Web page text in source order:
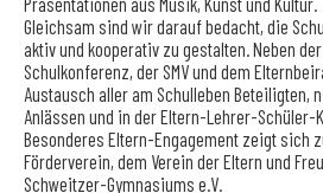
Gleichsam sind wir darauf bedacht, die
aktiv und kooperativ zu gestalten. Neben
Schulkonferenz, der SMV und dem
Austausch aller am Schulleben Beteiligten,
Anlässen und in der Eltern-Lehrer-Schüler-
Besonderes Eltern-Engagement zeigt sich
Förderverein, dem Verein der Eltern und
Schweitzer-Gymnasiums e.V.